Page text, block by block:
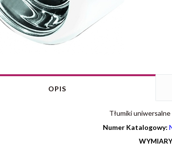
OPIS
Tłumiki
Numer Katalogowy: